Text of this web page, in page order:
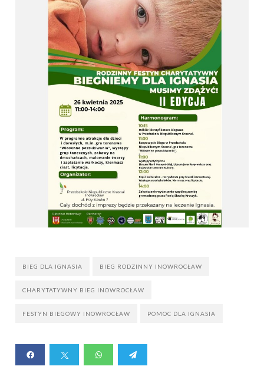
BIEG DLA IGNASIA BIEG RODZINNY INOWROCŁAW
CHARYTATYWNY BIEG INOWROCŁAW
FESTYN BIEGOWY INOWROCŁAW POMOC DLA IGNASIA